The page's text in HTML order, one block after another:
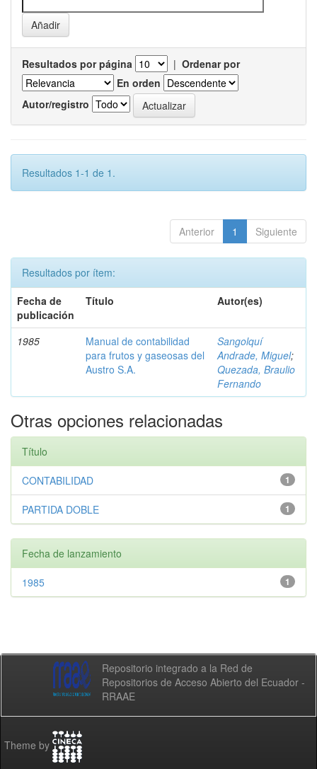
Resultados por página | Ordenar por
En orden
Autor/registro
Resultados 1-1 de 1.
Anterior 1 Siguiente
Resultados por ítem:
Fecha de
publicación
Título Autor(es)
1985
Manual de contabilidad
para frutos y gaseosas del
Austro S.A.
Sangolquí
Andrade, Miguel;
Quezada, Braulio
Fernando
Otras opciones relacionadas
Título
1
CONTABILIDAD
1
PARTIDA DOBLE
Fecha de lanzamiento
1
1985
Repositorio integrado a la Red de
Repositorios de Acceso Abierto del Ecuador -
RRAAE
Theme by